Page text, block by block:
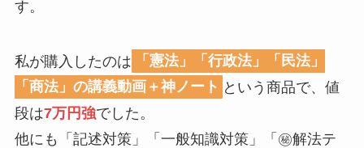
す。
私が購入したのは
「憲法」「行政法」「民法」
「商法」の講義動画＋神ノート という商品で、値
段は7万円強でした。
他にも「記述対策」「一般知識対策」「㊙解法テ